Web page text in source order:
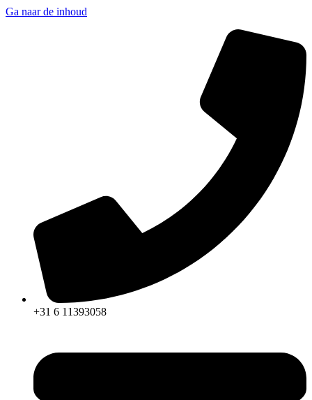
Ga naar de inhoud
+31 6 11393058